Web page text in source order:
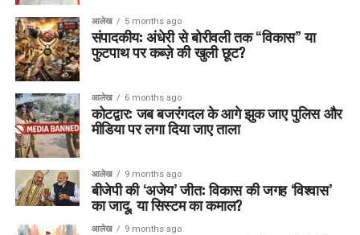
आलेख 5 months ago
संपादकीय: अंधेरी से बोरीवली तक “विकास” या
फुटपाथ पर कब्ज़े की खुली छूट?
आलेख 6 months ago
कोटद्वार: जब बजरंगदल के आगे झुक जाए पुलिस और
मीडिया पर लगा दिया जाए ताला
आलेख 9 months ago
बीजेपी की ‘अजेय’ जीत: विकास की जगह ‘विश्वास’
का जादू, या सिस्टम का कमाल?
आलेख 9 months ago